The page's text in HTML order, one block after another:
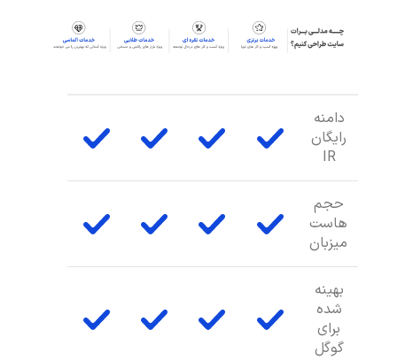
دامنه
رایگان
IR
حجم
هاست
میزبان
بهینه
شده
برای
گوگل